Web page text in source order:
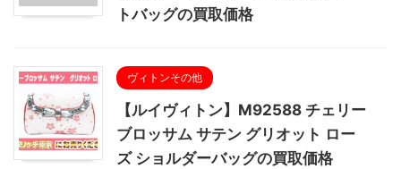
トバッグの買取価格
ヴィトンその他
【ルイヴィトン】M92588 チェリー
ブロッサム サテン グリオット ロー
ズ ショルダーバッグの買取価格